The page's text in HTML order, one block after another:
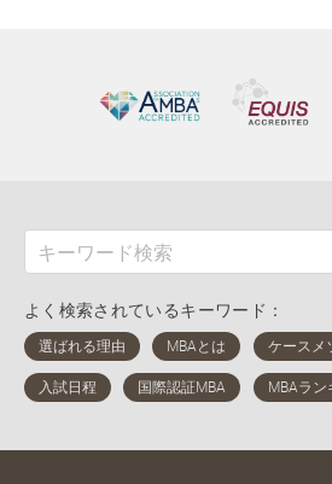
よく検索されているキーワード：